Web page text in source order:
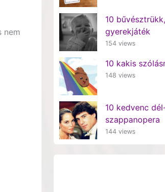
nem
10
gyerekjáték
154 views
10 kakis
148 views
10 kedvenc
szappanopera
144 views